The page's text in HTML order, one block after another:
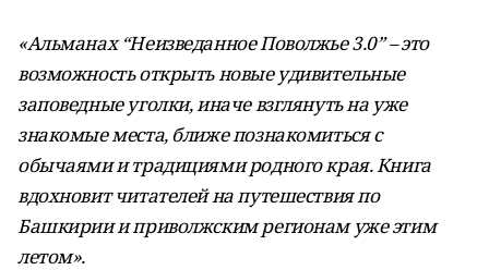
«Альманах “Неизведанное Поволжье 3.0” – это
возможность открыть новые удивительные
заповедные уголки, иначе взглянуть на уже
знакомые места, ближе познакомиться с
обычаями и традициями родного края. Книга
вдохновит читателей на путешествия по
Башкирии и приволжским регионам уже этим
летом».